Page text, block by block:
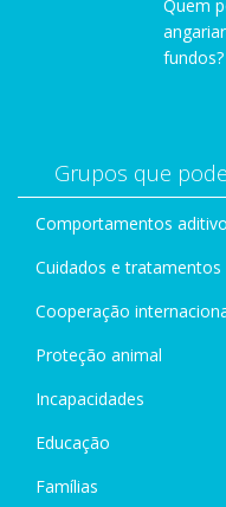
Quem
angariar
fundos?
Grupos que
Comportamentos
Cuidados e tratamentos
Cooperação
Proteção animal
Incapacidades
Educação
Famílias